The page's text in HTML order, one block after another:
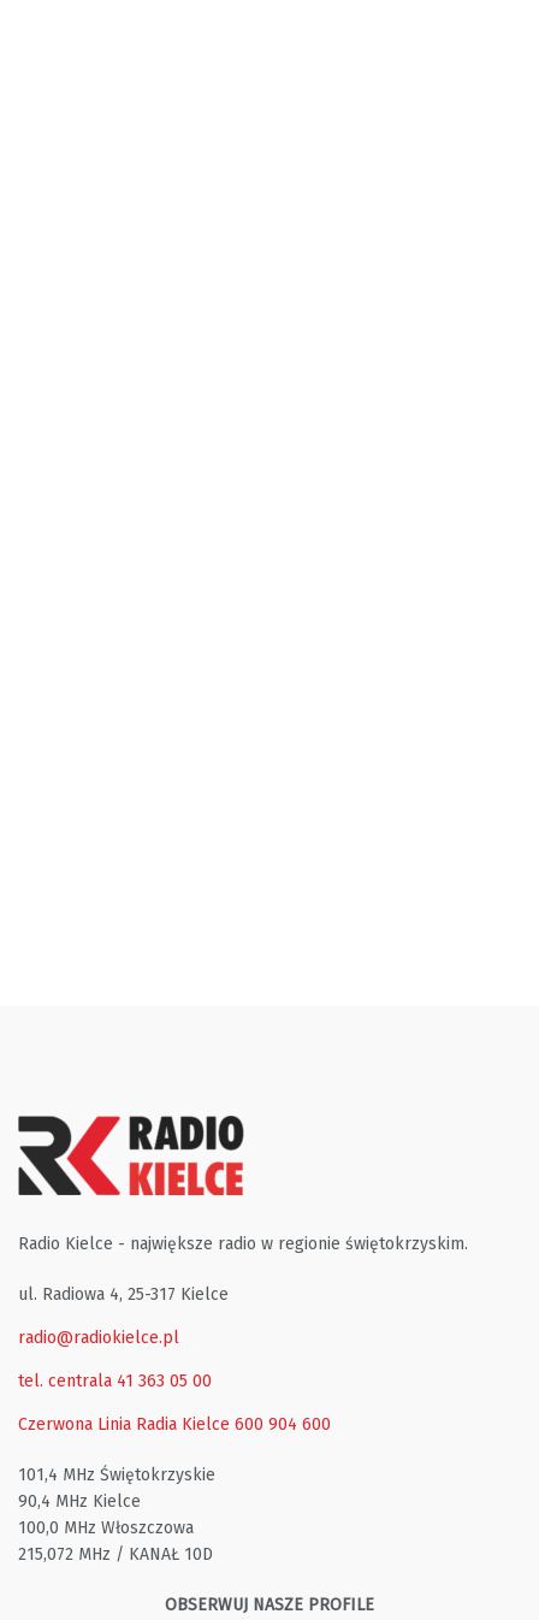
Radio Kielce - największe radio w regionie świętokrzyskim.
ul. Radiowa 4, 25-317 Kielce
radio@radiokielce.pl
tel. centrala 41 363 05 00
Czerwona Linia Radia Kielce 600 904 600
101,4 MHz Świętokrzyskie
90,4 MHz Kielce
100,0 MHz Włoszczowa
215,072 MHz / KANAŁ 10D
OBSERWUJ NASZE PROFILE